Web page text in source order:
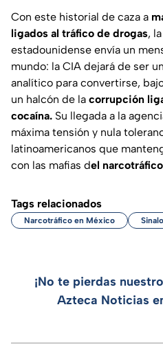
Con este historial de caza a
ligados al tráfico de drogas,
estadounidense envía un
mundo: la CIA dejará de ser
analítico para convertirse,
un halcón de la corrupción
cocaína. Su llegada a la
máxima tensión y nula
latinoamericanos que
con las mafias del
Tags relacionados
Narcotráfico en México
¡No te pierdas
Azteca Noticias